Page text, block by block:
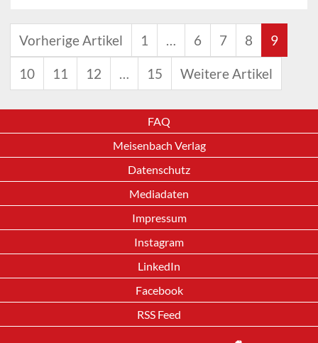
Vorherige Artikel 1 … 6 7 8 9
10 11 12 … 15 Weitere Artikel
FAQ
Meisenbach Verlag
Datenschutz
Mediadaten
Impressum
Instagram
LinkedIn
Facebook
RSS Feed